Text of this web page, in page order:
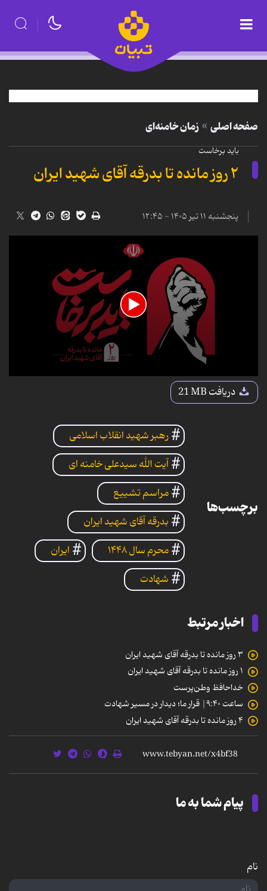
صفحه اصلی زمان خامنه‌ای
باید برخاست
۲ روز مانده تا بدرقه آقای شهید ایران
پنجشنبه ۱۱ تیر ۱۴۰۵ - ۱۲:۴۵
0
دریافت21 MB
برچسب‌ها
رهبر شهید انقلاب اسلامی
آیت الله سیدعلی خامنه ای
مراسم تشییع
بدرقه آقای شهید ایران
محرم سال ۱۴۴۸
ایران
شهادت
اخبار مرتبط
۳ روز مانده تا بدرقه آقای شهید ایران
۱ روز مانده تا بدرقه آقای شهید ایران
خداحافظ وطن‌پرست
ساعت ۹:۴۰| قرار ما؛ دیدار در مسیر شهادت
۴ روز مانده تا بدرقه آقای شهید ایران
پیام شما به ما
نام